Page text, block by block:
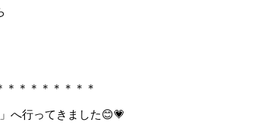
＊＊＊＊＊＊＊
へ行ってきました😊💗